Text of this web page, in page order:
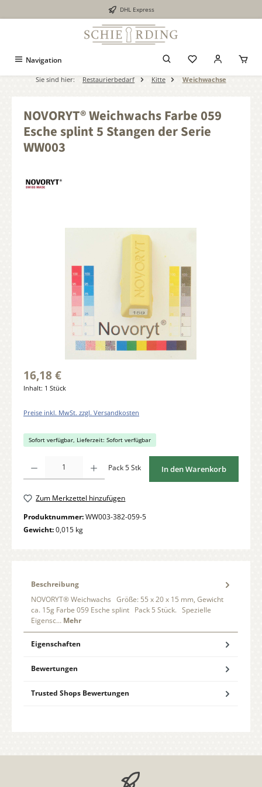
DHL Express
Navigation
Sie sind hier: Restaurierbedarf Kitte Weichwachse
NOVORYT® Weichwachs Farbe 059
Esche splint 5 Stangen der Serie
WW003
16,18 €
Inhalt: 1 Stück
Preise inkl. MwSt. zzgl. Versandkosten
Sofort verfügbar, Lieferzeit: Sofort verfügbar
Pack 5 Stk In den Warenkorb
Zum Merkzettel hinzufügen
Produktnummer:WW003-382-059-5
Gewicht:0,015 kg
Beschreibung
NOVORYT® Weichwachs Größe: 55 x 20 x 15 mm, Gewicht
ca. 15g Farbe 059 Esche splint Pack 5 Stück. Spezielle
Eigensc… Mehr
Eigenschaften
Bewertungen
Trusted Shops Bewertungen